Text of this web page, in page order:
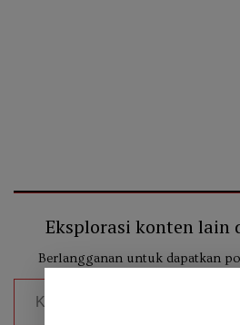
Eksplorasi konten lain
Berlangganan untuk dapatkan
Ketikkan email Anda...